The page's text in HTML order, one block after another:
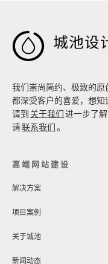

我们崇尚简约、极致的原
都深受客户的喜爱，想
请到 关于我们进一步了
请联系我们。
高端网站建设
解决方案
项目案例
关于城池
新闻动态